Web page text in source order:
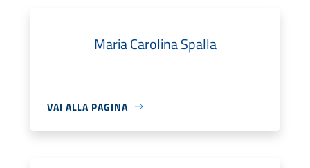
Maria Carolina Spalla
VAI ALLA PAGINA